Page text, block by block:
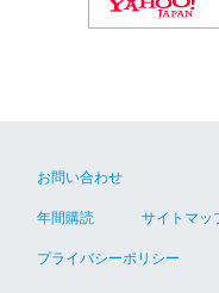
お問い合わせ
年間購読 サイトマッ
プライバシーポリシー